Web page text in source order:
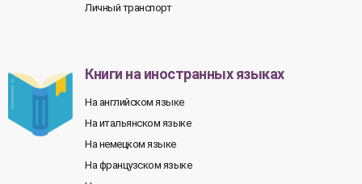
Личный транспорт
Книги на иностранных языках
На английском языке
На итальянском языке
На немецком языке
На французском языке